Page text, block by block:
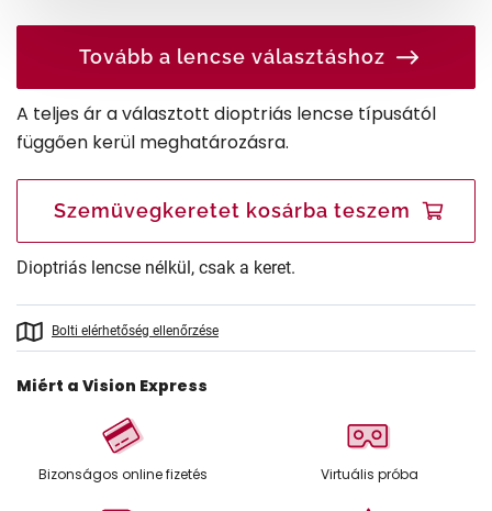
Tovább a lencse választáshoz
A teljes ár a választott dioptriás lencse típusától
függően kerül meghatározásra.
Szemüvegkeretet kosárba teszem
Dioptriás lencse nélkül, csak a keret.
Bolti elérhetőség ellenőrzése
Miért a Vision Express
Bizonságos online fizetés Virtuális próba